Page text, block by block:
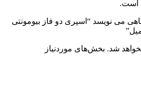
است.
می نویسد “اسپری دو فاز بیومونتی
شد. بخش‌های موردنیاز